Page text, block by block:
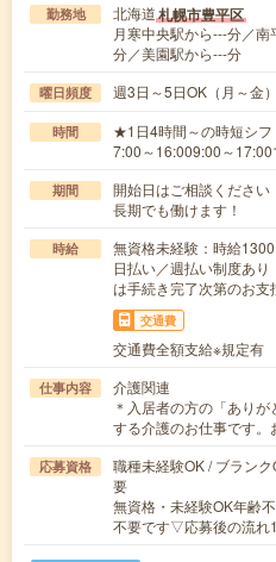
勤務地 北海道札幌市豊平区
月寒中央駅から---分／
分／美園駅から---分
曜日頻度 週3日～5日OK（月～
時間
★1日4時間～の時短シフ
7:00～16:009:00～
期間
開始日はご相談くださ
長期でも働けます！
時給
無資格未経験：時給
日払い／週払い制度あ
は手続き完了次第のお支
交通費
交通費全額支給※規定有
仕事内容
介護関連
＊入居者の方の「あり
する介護のお仕事です
応募資格
職種未経験OK / ブラン
要
無資格・未経験OK年齢
不要です▽応募後の流